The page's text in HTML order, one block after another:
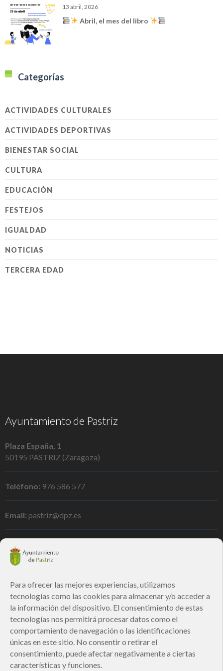
Para ofrecer las mejores experiencias, utilizamos
tecnologías como las cookies para almacenar y/o acceder a
la información del dispositivo. El consentimiento de estas
tecnologías nos permitirá procesar datos como el
comportamiento de navegación o las identificaciones
únicas en este sitio. No consentir o retirar el
consentimiento, puede afectar negativamente a ciertas
características y funciones.
13 abril, 2026
Abril, el mes del libro
Categorías
ACTIVIDADES CULTURALES
ACTIVIDADES DEPORTIVAS
BIENESTAR SOCIAL
CULTURA
EDUCACIÓN
FESTEJOS
IGUALDAD
NOTICIAS
TERCERA EDAD
Ayuntamiento de Pastriz
Plaza España, 1
50195 PASTRIZ (Zaragoza)
Teléfono: 976 586 577
Email: pastriz@dpz.es
Suscríbete a nuestro boletín
Correo electrónico*